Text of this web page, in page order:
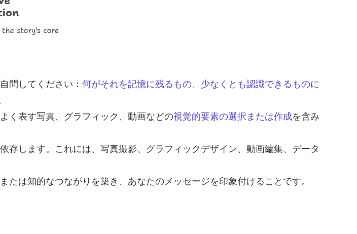
問してください： 何がそれを記憶に残るもの、少なくとも認識できるものに
く表す写真、グラフィック、動画などの視覚的要素の選択または作成を含み
存します。これには、写真撮影、グラフィックデザイン、動画編集、データ
たは知的なつながりを築き、あなたのメッセージを印象付けることです。